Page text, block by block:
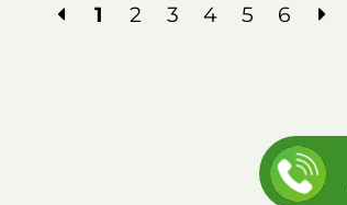
1 2 3 4 5 6